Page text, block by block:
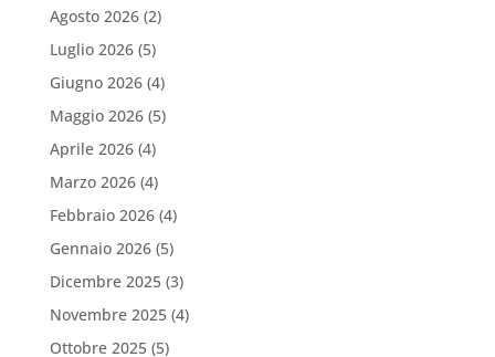
Agosto 2026(2)
Luglio 2026(5)
Giugno 2026(4)
Maggio 2026(5)
Aprile 2026(4)
Marzo 2026(4)
Febbraio 2026(4)
Gennaio 2026(5)
Dicembre 2025(3)
Novembre 2025(4)
Ottobre 2025(5)